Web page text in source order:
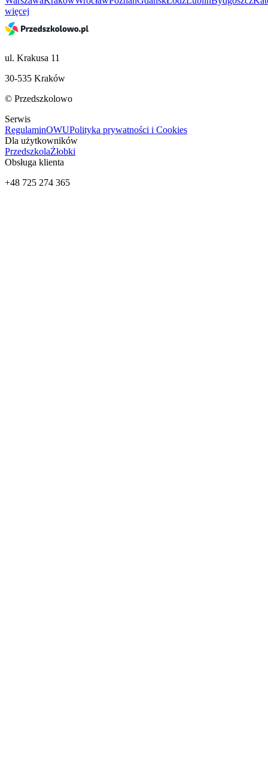
więcej
ul. Krakusa 11
30-535 Kraków
© Przedszkolowo
Serwis
RegulaminOWUPolityka prywatności i Cookies
Dla użytkowników
PrzedszkolaŻłobki
Obsługa klienta
+48 725 274 365